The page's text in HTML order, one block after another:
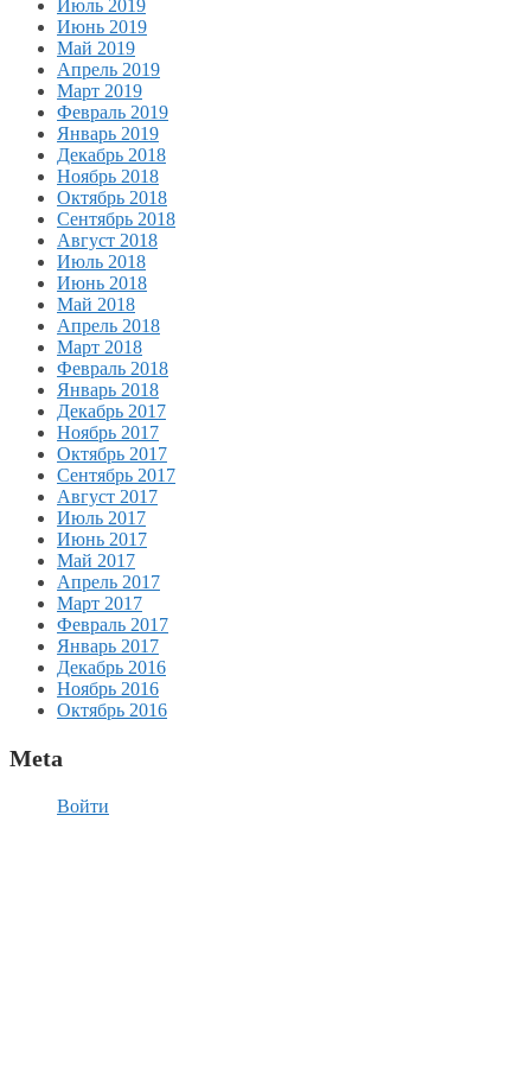
Июль 2019
Июнь 2019
Май 2019
Апрель 2019
Март 2019
Февраль 2019
Январь 2019
Декабрь 2018
Ноябрь 2018
Октябрь 2018
Сентябрь 2018
Август 2018
Июль 2018
Июнь 2018
Май 2018
Апрель 2018
Март 2018
Февраль 2018
Январь 2018
Декабрь 2017
Ноябрь 2017
Октябрь 2017
Сентябрь 2017
Август 2017
Июль 2017
Июнь 2017
Май 2017
Апрель 2017
Март 2017
Февраль 2017
Январь 2017
Декабрь 2016
Ноябрь 2016
Октябрь 2016
Meta
Войти